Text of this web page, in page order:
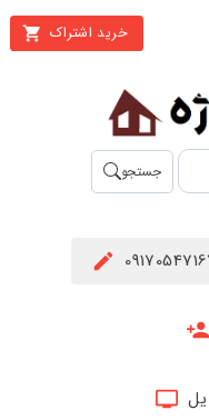
خرید اشتراک
جستجو